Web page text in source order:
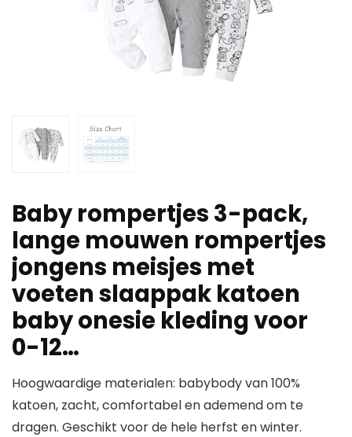
Baby rompertjes 3-pack,
lange mouwen rompertjes
jongens meisjes met
voeten slaappak katoen
baby onesie kleding voor
0-12…
Hoogwaardige materialen: babybody van 100%
katoen, zacht, comfortabel en ademend om te
dragen. Geschikt voor de hele herfst en winter.